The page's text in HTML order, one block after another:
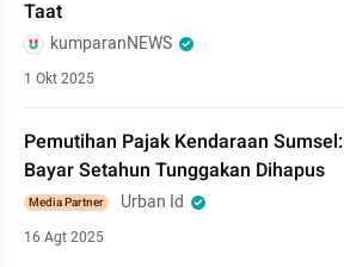
Taat
kumparanNEWS
1 Okt 2025
Pemutihan Pajak Kendaraan Sumsel:
Bayar Setahun Tunggakan Dihapus
Media Partner Urban Id
16 Agt 2025